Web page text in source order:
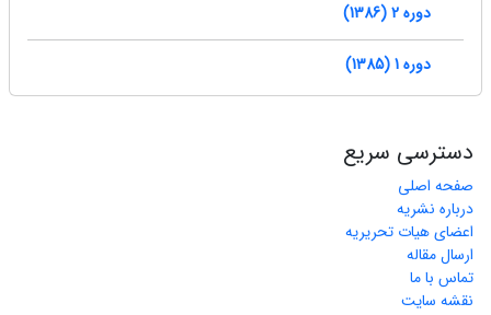
دوره 2 (1386)
دوره 1 (1385)
دسترسی سریع
صفحه اصلی
درباره نشریه
اعضای هیات تحریریه
ارسال مقاله
تماس با ما
نقشه سایت